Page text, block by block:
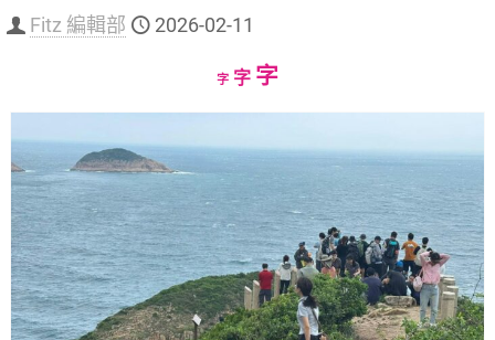
Fitz 編輯部 2026-02-11
字Decrease
字Reset
字Increase